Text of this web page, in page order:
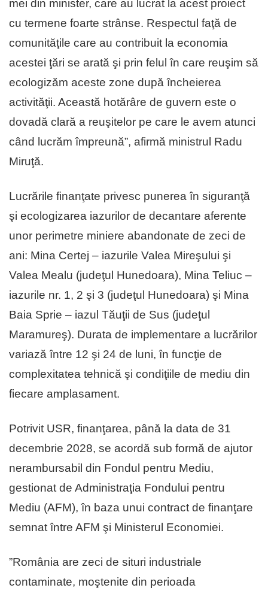
mei din minister, care au lucrat la acest proiect
cu termene foarte strânse. Respectul faţă de
comunităţile care au contribuit la economia
acestei ţări se arată şi prin felul în care reuşim să
ecologizăm aceste zone după încheierea
activităţii. Această hotărâre de guvern este o
dovadă clară a reuşitelor pe care le avem atunci
când lucrăm împreună”, afirmă ministrul Radu
Miruţă.
Lucrările finanţate privesc punerea în siguranţă
şi ecologizarea iazurilor de decantare aferente
unor perimetre miniere abandonate de zeci de
ani: Mina Certej – iazurile Valea Mireşului şi
Valea Mealu (judeţul Hunedoara), Mina Teliuc –
iazurile nr. 1, 2 şi 3 (judeţul Hunedoara) şi Mina
Baia Sprie – iazul Tăuţii de Sus (judeţul
Maramureş). Durata de implementare a lucrărilor
variază între 12 şi 24 de luni, în funcţie de
complexitatea tehnică şi condiţiile de mediu din
fiecare amplasament.
Potrivit USR, finanţarea, până la data de 31
decembrie 2028, se acordă sub formă de ajutor
nerambursabil din Fondul pentru Mediu,
gestionat de Administraţia Fondului pentru
Mediu (AFM), în baza unui contract de finanţare
semnat între AFM şi Ministerul Economiei.
”România are zeci de situri industriale
contaminate, moştenite din perioada